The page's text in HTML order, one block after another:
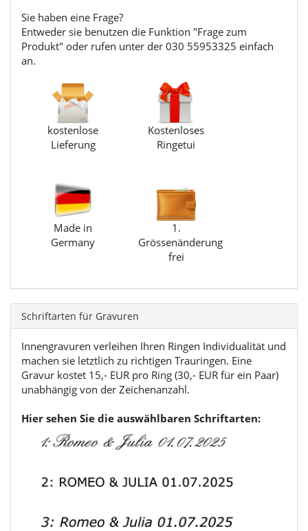
Sie haben eine Frage?
Entweder sie benutzen die Funktion "Frage zum
Produkt" oder rufen unter der 030 55953325 einfach
an.
kostenlose
Lieferung
Kostenloses
Ringetui
Made in
Germany
1.
Grössenänderung
frei
Schriftarten für Gravuren
Innengravuren verleihen Ihren Ringen Individualität und
machen sie letztlich zu richtigen Trauringen. Eine
Gravur kostet 15,- EUR pro Ring (30,- EUR für ein Paar)
unabhängig von der Zeichenanzahl.
Hier sehen Sie die auswählbaren Schriftarten: